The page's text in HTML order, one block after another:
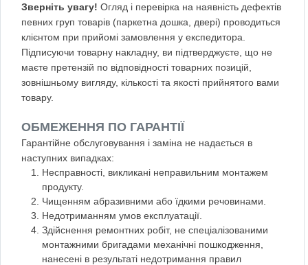
Зверніть увагу! Огляд і перевірка на наявність дефектів
певних груп товарів (паркетна дошка, двері) проводиться
клієнтом при прийомі замовлення у експедитора.
Підписуючи товарну накладну, ви підтверджуєте, що не
маєте претензій по відповідності товарних позицій,
зовнішньому вигляду, кількості та якості прийнятого вами
товару.
ОБМЕЖЕННЯ ПО ГАРАНТІЇ
Гарантійне обслуговування і заміна не надається в
наступних випадках:
Несправності, викликані неправильним монтажем
продукту.
Чищенням абразивними або їдкими речовинами.
Недотриманням умов експлуатації.
Здійснення ремонтних робіт, не спеціалізованими
монтажними бригадами механічні пошкодження,
нанесені в результаті недотримання правил